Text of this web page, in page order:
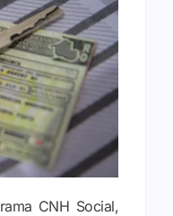
CNH Social,